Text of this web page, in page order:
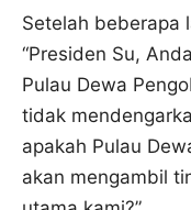
Setelah beberapa
“Presiden Su,
Pulau Dewa
tidak
apakah Pulau
akan mengambil